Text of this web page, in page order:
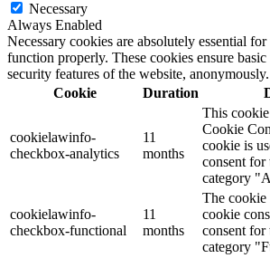
Necessary
Always Enabled
Necessary cookies are absolutely essential
function properly. These cookies ensure
security features of the website, anonymously.
Cookie
Duration
cookielawinfo-
checkbox-analytics
11
months
This
Cookie
cookie is
consent for
category
cookielawinfo-
checkbox-functional
11
months
The cookie
cookie
consent for
category